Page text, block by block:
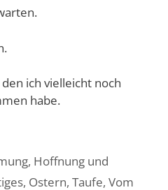
ich vielleicht noch
habe.
, Hoffnung und
, Ostern, Taufe, Vom